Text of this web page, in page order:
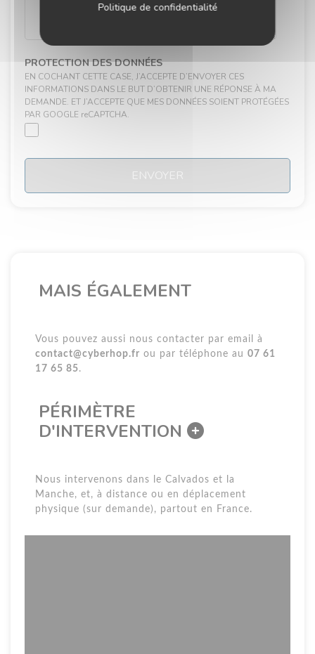
Politique de confidentialité
PROTECTION DES DONNÉES
EN COCHANT CETTE CASE, J’ACCEPTE D’ENVOYER CES
INFORMATIONS DANS LE BUT D’OBTENIR UNE RÉPONSE À MA
DEMANDE. ET J’ACCEPTE QUE MES DONNÉES SOIENT PROTÉGÉES
PAR GOOGLE reCAPTCHA.
ENVOYER
MAIS ÉGALEMENT
Vous pouvez aussi nous contacter par email à
contact@cyberhop.fr ou par téléphone au 07 61
17 65 85.
PÉRIMÈTRE
D'INTERVENTION
Nous intervenons dans le Calvados et la
Manche, et, à distance ou en déplacement
physique (sur demande), partout en France.